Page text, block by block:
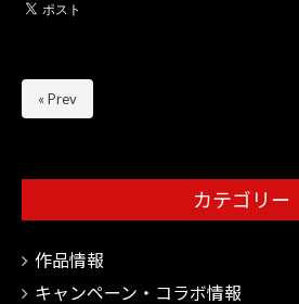
« Prev
カテゴリー
作品情報
キャンペーン・コラボ情報